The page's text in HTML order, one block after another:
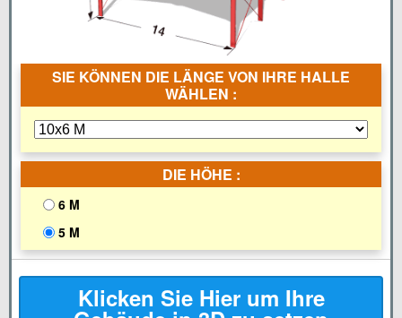
SIE KÖNNEN DIE LÄNGE VON IHRE HALLE
WÄHLEN :
DIE HÖHE :
6 M
5 M
Klicken Sie Hier um Ihre